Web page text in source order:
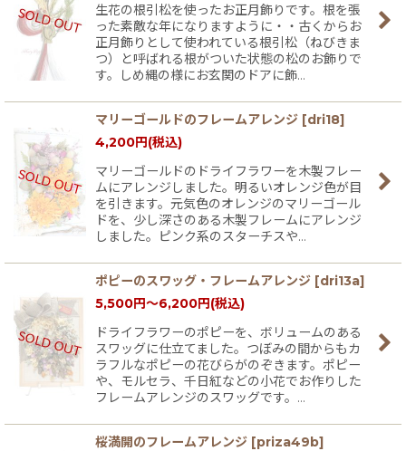
生花の根引松を使ったお正月飾りです。根を張
った素敵な年になりますように・・古くからお
正月飾りとして使われている根引松（ねびきま
つ）と呼ばれる根がついた状態の松のお飾りで
す。しめ縄の様にお玄関のドアに飾…
マリーゴールドのフレームアレンジ [dri18]
4,200円(税込)
マリーゴールドのドライフラワーを木製フレー
ムにアレンジしました。明るいオレンジ色が目
を引きます。元気色のオレンジのマリーゴール
ドを、少し深さのある木製フレームにアレンジ
しました。ピンク系のスターチスや…
ポピーのスワッグ・フレームアレンジ [dri13a]
5,500円～6,200円(税込)
ドライフラワーのポピーを、ボリュームのある
スワッグに仕立てました。つぼみの間からもカ
ラフルなポピーの花びらがのぞきます。ポピー
や、モルセラ、千日紅などの小花でお作りした
フレームアレンジのスワッグです。…
桜満開のフレームアレンジ [priza49b]